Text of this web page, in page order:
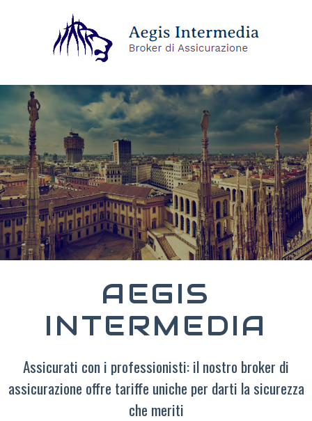
AEGIS
INTERMEDIA
Assicurati con i professionisti: il nostro broker di
assicurazione offre tariffe uniche per darti la sicurezza
che meriti